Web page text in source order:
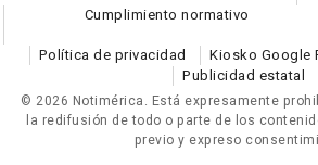
Cumplimiento normativo
Política de privacidad
Kiosko Google
Publicidad estatal
© 2026 Notimérica. Está expresamente
la redifusión de todo o parte de los
previo y expreso